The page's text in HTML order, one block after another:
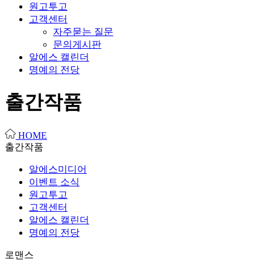
원고투고
고객센터
자주묻는 질문
문의게시판
알에스 캘린더
명예의 전당
출간작품
HOME
출간작품
알에스미디어
이벤트 소식
원고투고
고객센터
알에스 캘린더
명예의 전당
로맨스